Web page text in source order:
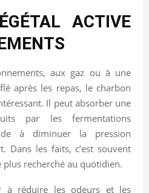
ACTIVE
aux gaz ou à une
après les repas, le charbon
Il peut absorber une
par les fermentations
à diminuer la pression
Dans les faits, c’est souvent
plus recherché au quotidien.
à réduire les odeurs et les